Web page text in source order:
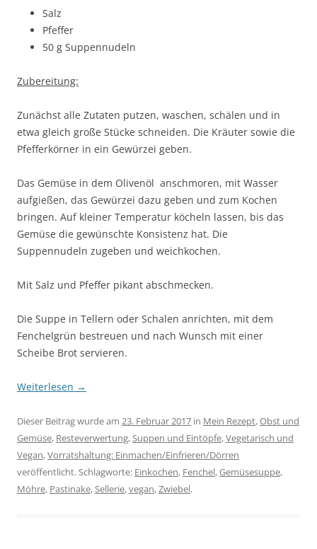
Salz
Pfeffer
50 g Suppennudeln
Zubereitung:
Zunächst alle Zutaten putzen, waschen, schälen und in
etwa gleich große Stücke schneiden. Die Kräuter sowie die
Pfefferkörner in ein Gewürzei geben.
Das Gemüse in dem Olivenöl anschmoren, mit Wasser
aufgießen, das Gewürzei dazu geben und zum Kochen
bringen. Auf kleiner Temperatur köcheln lassen, bis das
Gemüse die gewünschte Konsistenz hat. Die
Suppennudeln zugeben und weichkochen.
Mit Salz und Pfeffer pikant abschmecken.
Die Suppe in Tellern oder Schalen anrichten, mit dem
Fenchelgrün bestreuen und nach Wunsch mit einer
Scheibe Brot servieren.
Weiterlesen →
Dieser Beitrag wurde am 23. Februar 2017 in Mein Rezept,Obst und
Gemüse, Resteverwertung,Suppen und Eintöpfe,Vegetarisch und
Vegan,Vorratshaltung: Einmachen/Einfrieren/Dörren
veröffentlicht. Schlagworte: Einkochen, Fenchel,Gemüsesuppe,
Möhre, Pastinake,Sellerie,vegan,Zwiebel.